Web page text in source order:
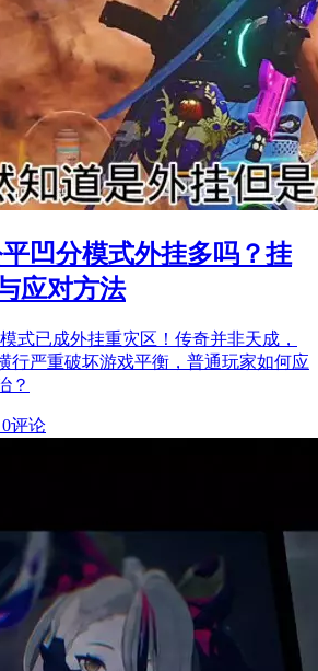
平凹分模式外挂多吗？挂
应对方法
式已成外挂重灾区！传奇并非天成，
行严重破坏游戏平衡，普通玩家如何应
？
0评论